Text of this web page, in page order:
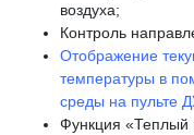
воздуха;
Контроль
Отображение
температуры в
среды на пульте
Функция «Теплый